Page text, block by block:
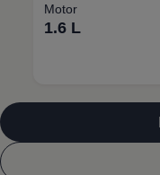
Motor
1.6 L